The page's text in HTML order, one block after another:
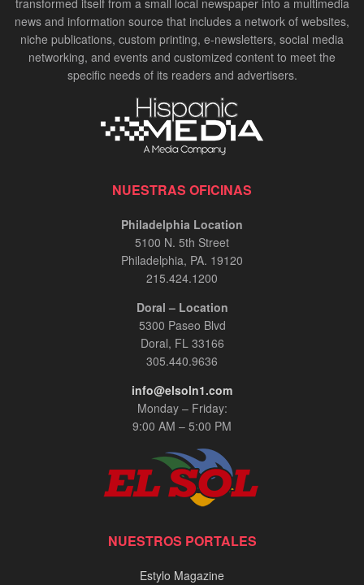
transformed itself from a small local newspaper into a multimedia
news and information source that includes a network of websites,
niche publications, custom printing, e-newsletters, social media
networking, and events and customized content to meet the
specific needs of its readers and advertisers.
NUESTRAS OFICINAS
Philadelphia Location
5100 N. 5th Street
Philadelphia, PA. 19120
215.424.1200
Doral – Location
5300 Paseo Blvd
Doral, FL 33166
305.440.9636
info@elsoln1.com
Monday – Friday:
9:00 AM – 5:00 PM
NUESTROS PORTALES
Estylo Magazine